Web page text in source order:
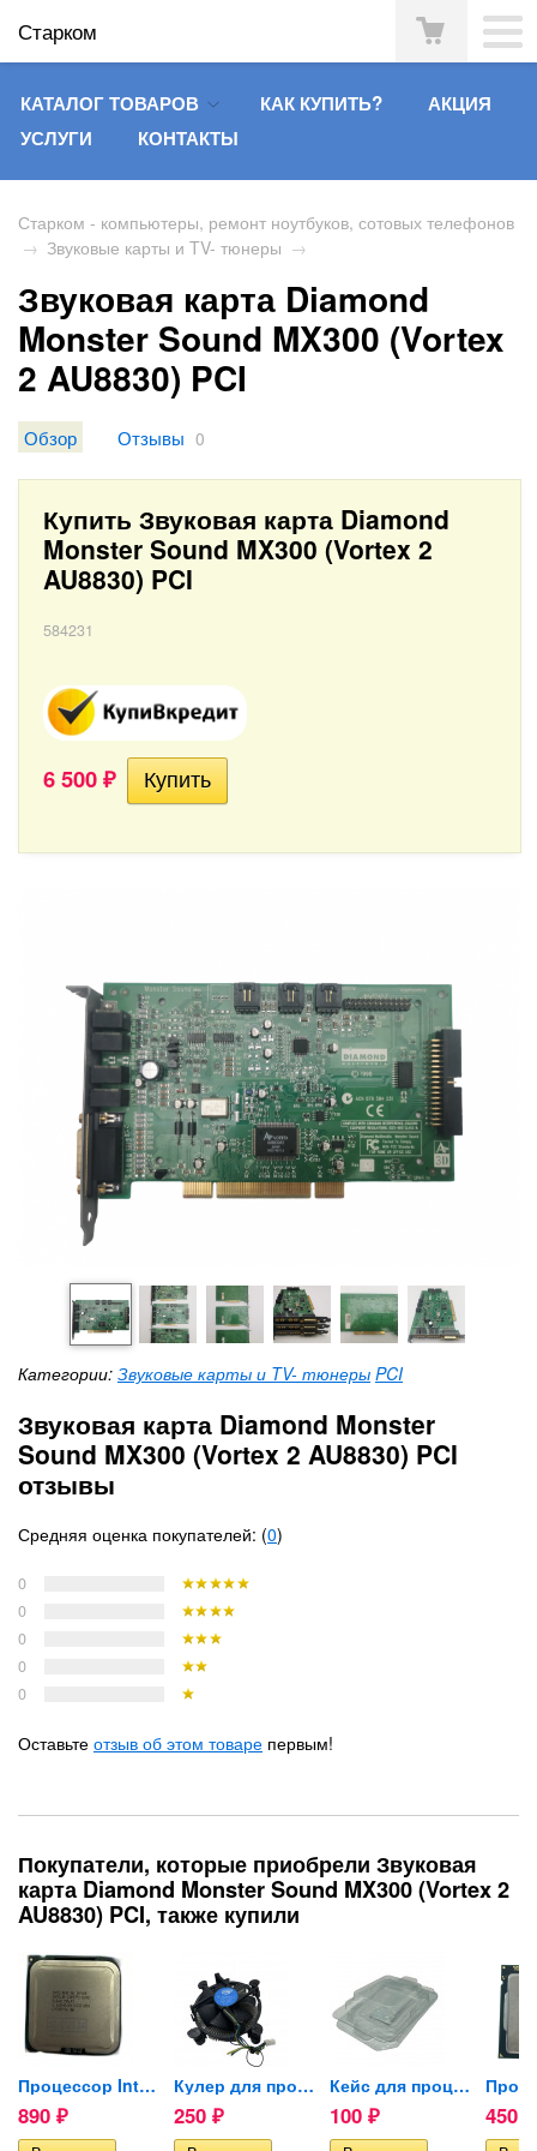
Старком
КАТАЛОГ ТОВАРОВ КАК КУПИТЬ?
АКЦИЯ
УСЛУГИ
КОНТАКТЫ
Старком - компьютеры, ремонт ноутбуков, сотовых телефонов
→ Звуковые карты и TV- тюнеры →
Звуковая карта Diamond
Monster Sound MX300 (Vortex
2 AU8830) PCI
Обзор Отзывы 0
Купить Звуковая карта Diamond
Monster Sound MX300 (Vortex 2
AU8830) PCI
584231
6 500 ₽
Категории: Звуковые карты и TV- тюнеры PCI
Звуковая карта Diamond Monster
Sound MX300 (Vortex 2 AU8830) PCI
отзывы
Средняя оценка покупателей: (0)
0
0
0
0
0
Оставьте отзыв об этом товаре первым!
Покупатели, которые приобрели Звуковая
карта Diamond Monster Sound MX300 (Vortex 2
AU8830) PCI, также купили
Процессор Intel Core 2 Quad...
890 ₽
Кулер для процессора Intel...
250 ₽
Кейс для процессора AMD/INTEL
100 ₽ 450